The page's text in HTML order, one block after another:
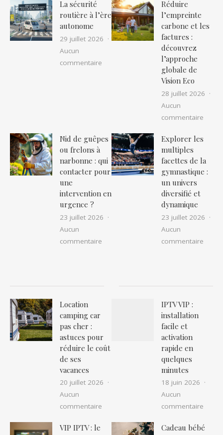
La sécurité
routière à l’ère
autonome
29 juillet 2026
Aucun
commentaire sur La sécurité routière à l’ère
Réduire
l’empreinte
carbone et les
factures :
découvrez
l’approche
globale de
Vision Eco
28 juillet 2026
Aucun
commentaire
Nid de guêpes
ou frelons à
narbonne : qui
contacter pour
une
intervention en
urgence ?
23 juillet 2026
Aucun
commentaire sur Nid de guêpes ou frelons à
Explorer les
multiples
facettes de la
gymnastique :
un univers
diversifié et
dynamique
23 juillet 2026
Aucun
commentaire
Location
camping car
pas cher :
astuces pour
réduire le coût
de ses
vacances
20 juillet 2026
Aucun
commentaire sur Location camping car pas cher :
IPTV VIP :
installation
facile et
activation
rapide en
quelques
minutes
18 juin 2026
Aucun
commentaire
VIP IPTV : le
Cadeau bébé